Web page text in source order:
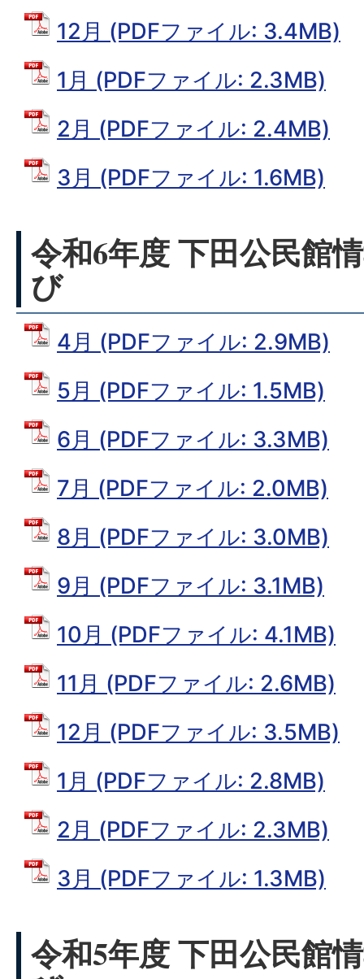
12月 (PDFファイル: 3.4MB)
1月 (PDFファイル: 2.3MB)
2月 (PDFファイル: 2.4MB)
3月 (PDFファイル: 1.6MB)
令和6年度 下田公民館
び
4月 (PDFファイル: 2.9MB)
5月 (PDFファイル: 1.5MB)
6月 (PDFファイル: 3.3MB)
7月 (PDFファイル: 2.0MB)
8月 (PDFファイル: 3.0MB)
9月 (PDFファイル: 3.1MB)
10月 (PDFファイル: 4.1MB)
11月 (PDFファイル: 2.6MB)
12月 (PDFファイル: 3.5MB)
1月 (PDFファイル: 2.8MB)
2月 (PDFファイル: 2.3MB)
3月 (PDFファイル: 1.3MB)
令和5年度 下田公民館